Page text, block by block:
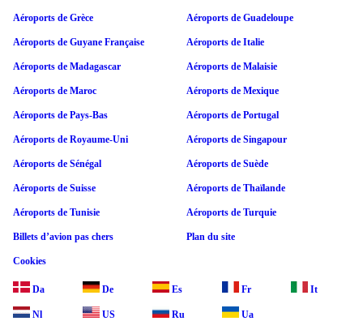
Aéroports de Grèce Aéroports de Guadeloupe
Aéroports de Guyane Française Aéroports de Italie
Aéroports de Madagascar Aéroports de Malaisie
Aéroports de Maroc Aéroports de Mexique
Aéroports de Pays-Bas Aéroports de Portugal
Aéroports de Royaume-Uni Aéroports de Singapour
Aéroports de Sénégal Aéroports de Suède
Aéroports de Suisse Aéroports de Thaïlande
Aéroports de Tunisie Aéroports de Turquie
Billets d’avion pas chers Plan du site
Cookies
Da De Es Fr It
Nl US Ru Ua